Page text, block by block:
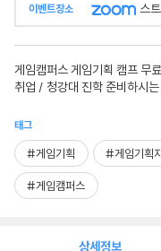
이벤트장소 스
게임캠퍼스 게임기획 캠프 무
취업 / 청강대 진학 준비하시
태그
#게임기획 #게임기획
#게임캠퍼스
상세정보